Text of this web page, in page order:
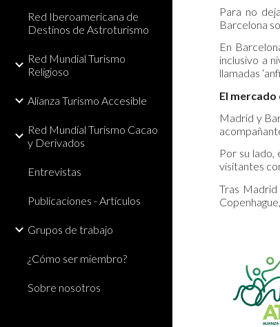
Red Iberoamericana de
Destinos de Astroturismo
Red Mundial Turismo
Religioso
Alianza Turismo Accesible
Red Mundial Turismo Cacao
y Derivados
Entrevistas
Publicaciones - Artículos
Grupos de trabajo
¿Cómo ser miembro?
Sobre nosotros
Para no
Barcelona
En
inclusivo a
llamadas
El mercado
Madrid y
Por su
visitantes
Tras